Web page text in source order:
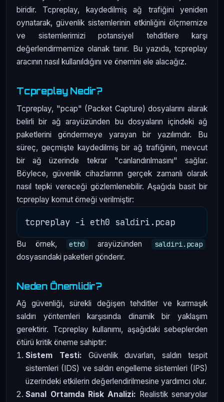
biridir. Tcpreplay, kaydedilmiş ağ trafiğini yeniden
oynatarak, güvenlik sistemlerinin etkinliğini ölçmemize
ve sistemlerimizi potansiyel tehditlere karşı
değerlendirmemize olanak tanır. Bu yazıda, tcpreplay
aracının nasıl kullanıldığını ve önemini ele alacağız.
Tcpreplay Nedir?
Tcpreplay, "pcap" (Packet Capture) dosyalarını alarak
belirli bir ağ arayüzünden bu dosyaların içindeki ağ
paketlerini göndermeye yarayan bir yazılımdır. Bu
süreç, geçmişte kaydedilmiş bir ağ trafiğinin, mevcut
bir ağ üzerinde tekrar "canlandırılmasını" sağlar.
Böylece, güvenlik cihazlarının gerçek zamanlı olarak
nasıl tepki vereceği gözlemlenebilir. Aşağıda basit bir
tcpreplay komut örneği verilmiştir:
Bu örnek, eth0 arayüzünden saldiri.pcap
dosyasındaki paketleri gönderir.
Neden Önemlidir?
Ağ güvenliği, sürekli değişen tehditler ve karmaşık
saldırı yöntemleri karşısında dinamik bir yaklaşım
gerektirir. Tcpreplay kullanımı, aşağıdaki sebeplerden
ötürü kritik öneme sahiptir:
Sistem Testi: Güvenlik duvarları, saldırı tespit
sistemleri (IDS) ve saldırı engelleme sistemleri (IPS)
üzerindeki etkilerin değerlendirilmesine yardımcı olur.
Sanal Ortamda Risk Analizi: Realistik senaryolar